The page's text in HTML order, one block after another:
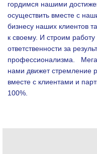
гордимся нашими
осуществить вместе с
бизнесу наших клиентов
к своему. И строим
ответственности за
профессионализма.
нами движет стремление
вместе с клиентами и
100%.